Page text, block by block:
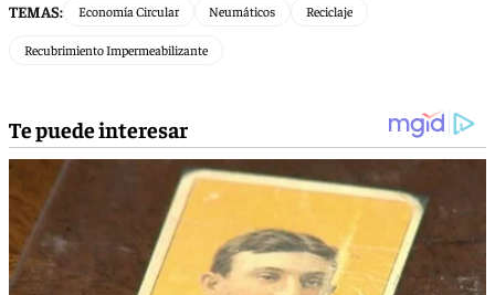
TEMAS: Economía Circular Neumáticos Reciclaje
Recubrimiento Impermeabilizante